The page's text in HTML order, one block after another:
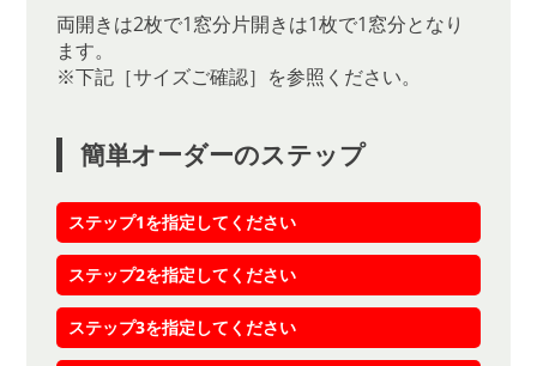
両開きは2枚で1窓分片開きは1枚で1窓分となり
ます。
※下記［サイズご確認］を参照ください。
簡単オーダーのステップ
ステップ1を指定してください
ステップ2を指定してください
ステップ3を指定してください